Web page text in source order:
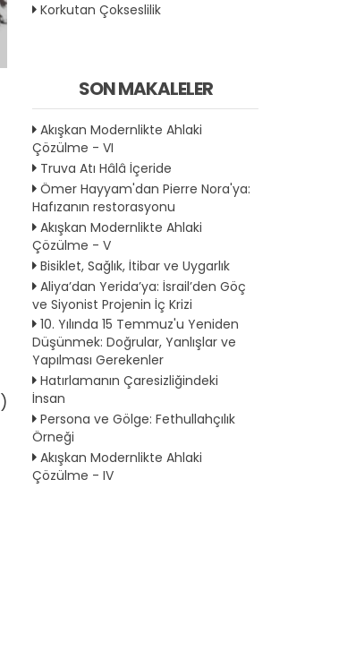
)
Korkutan Çokseslilik
SON MAKALELER
Akışkan Modernlikte Ahlaki
Çözülme - VI
Truva Atı Hâlâ İçeride
Ömer Hayyam'dan Pierre Nora'ya:
Hafızanın restorasyonu
Akışkan Modernlikte Ahlaki
Çözülme - V
Bisiklet, Sağlık, İtibar ve Uygarlık
Aliya’dan Yerida’ya: İsrail’den Göç
ve Siyonist Projenin İç Krizi
10. Yılında 15 Temmuz'u Yeniden
Düşünmek: Doğrular, Yanlışlar ve
Yapılması Gerekenler
Hatırlamanın Çaresizliğindeki
İnsan
Persona ve Gölge: Fethullahçılık
Örneği
Akışkan Modernlikte Ahlaki
Çözülme - IV